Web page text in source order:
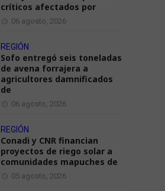
críticos afectados por
06 agosto, 2026
REGIÓN
Sofo entregó seis toneladas
de avena forrajera a
agricultores damnificados
de
06 agosto, 2026
REGIÓN
Conadi y CNR financian
proyectos de riego solar a
comunidades mapuches de
05 agosto, 2026